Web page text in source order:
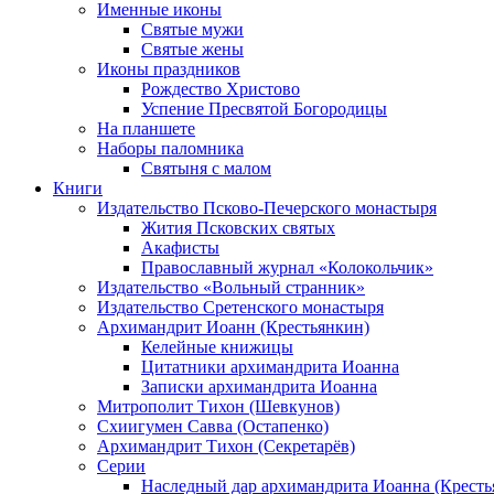
Именные иконы
Святые мужи
Святые жены
Иконы праздников
Рождество Христово
Успение Пресвятой Богородицы
На планшете
Наборы паломника
Святыня с малом
Книги
Издательство Псково-Печерского монастыря
Жития Псковских святых
Акафисты
Православный журнал «Колокольчик»
Издательство «Вольный странник»
Издательство Сретенского монастыря
Архимандрит Иоанн (Крестьянкин)
Келейные книжицы
Цитатники архимандрита Иоанна
Записки архимандрита Иоанна
Митрополит Тихон (Шевкунов)
Схиигумен Савва (Остапенко)
Архимандрит Тихон (Секретарёв)
Серии
Наследный дар архимандрита Иоанна